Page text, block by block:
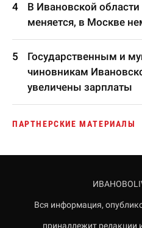
В Ивановской
меняется, в Москве
Государственным и
чиновникам
увеличены зарплаты
ПАРТНЕРСКИЕ МАТЕРИАЛЫ
Вся информация,
принадлежит редакции